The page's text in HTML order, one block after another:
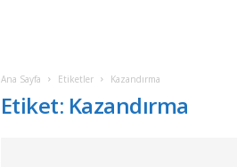
Ana Sayfa Etiketler Kazandırma
Etiket: Kazandırma